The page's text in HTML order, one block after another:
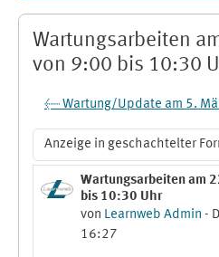
Wartungsarbeiten
von 9:00 bis 10:30
← Wartung/Update am 5.
Anzeigemodus
Wartungsarbeiten am
bis 10:30 Uhr
von Learnweb Admin -
16:27
Anzahl Antworten: 0